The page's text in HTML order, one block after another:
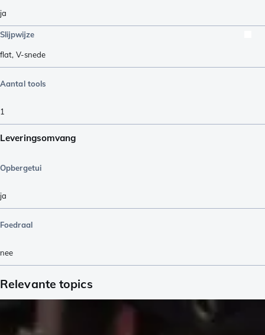
ja
Slijpwijze
flat, V-snede
Aantal tools
1
Leveringsomvang
Opbergetui
ja
Foedraal
nee
Relevante topics